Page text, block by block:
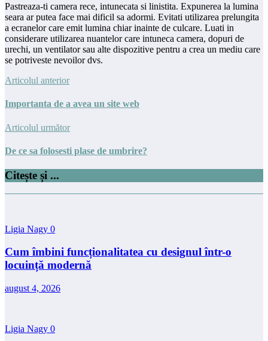
Pastreaza-ti camera rece, intunecata si linistita. Expunerea la lumina
seara ar putea face mai dificil sa adormi. Evitati utilizarea prelungita
a ecranelor care emit lumina chiar inainte de culcare. Luati in
considerare utilizarea nuantelor care intuneca camera, dopuri de
urechi, un ventilator sau alte dispozitive pentru a crea un mediu care
se potriveste nevoilor dvs.
Articolul anterior
Importanta de a avea un site web
Articolul următor
De ce sa folosesti plase de umbrire?
Citește și ...
Ligia Nagy 0
Cum îmbini funcționalitatea cu designul într-o
locuință modernă
august 4, 2026
Ligia Nagy 0